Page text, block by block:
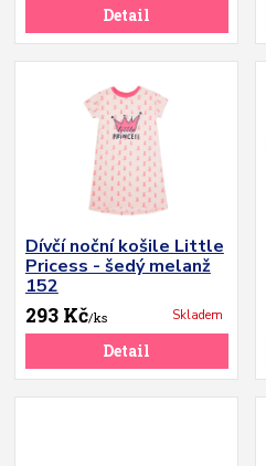
Detail
Dívčí noční košile Little
Pricess - šedý melanž
152
293 Kč/ks Skladem
Detail